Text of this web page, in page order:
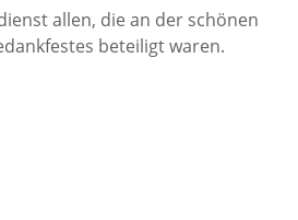
allen, die an der schönen
beteiligt waren.